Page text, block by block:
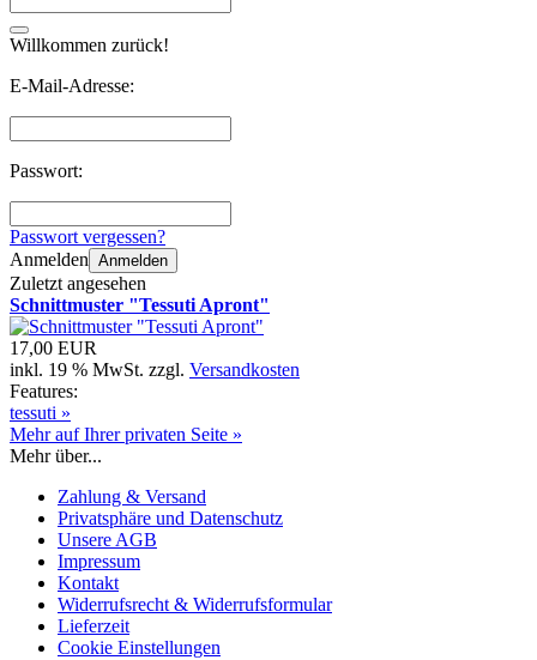
Willkommen zurück!
E-Mail-Adresse:
Passwort:
Passwort vergessen?
Anmelden Anmelden
Zuletzt angesehen
Schnittmuster "Tessuti Apront"
17,00 EUR
inkl. 19 % MwSt. zzgl. Versandkosten
Features:
tessuti »
Mehr auf Ihrer privaten Seite »
Mehr über...
Zahlung & Versand
Privatsphäre und Datenschutz
Unsere AGB
Impressum
Kontakt
Widerrufsrecht & Widerrufsformular
Lieferzeit
Cookie Einstellungen